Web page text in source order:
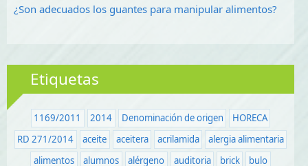
¿Son adecuados los guantes para manipular alimentos?
Etiquetas
1169/2011 2014 Denominación de origen
HORECA
RD 271/2014
aceite aceitera acrilamida
alergia alimentaria
alimentos
alumnos alérgeno auditoria brick bulo